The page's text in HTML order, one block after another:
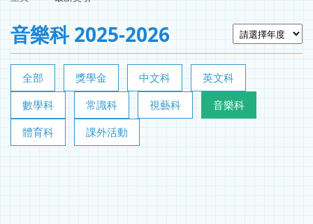
音樂科 2025-2026
全部 獎學金 中文科
英文科
數學科
常識科 視藝科
音樂科
體育科
課外活動